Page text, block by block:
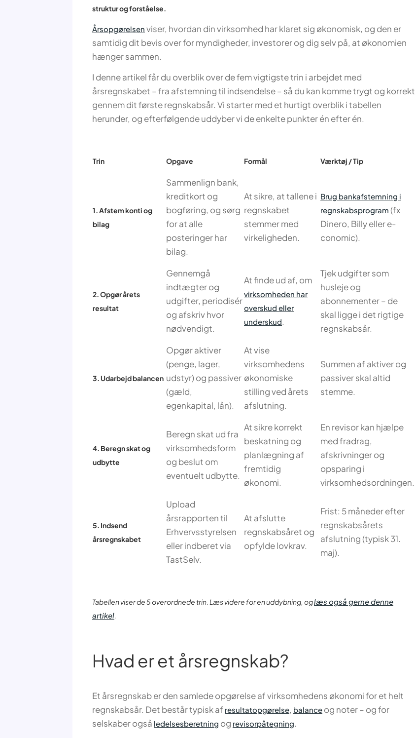
struktur og forståelse.
Årsopgørelsen viser, hvordan din virksomhed har klaret sig økonomisk, og den er
samtidig dit bevis over for myndigheder, investorer og dig selv på, at økonomien
hænger sammen.
I denne artikel får du overblik over de fem vigtigste trin i arbejdet med
årsregnskabet – fra afstemning til indsendelse – så du kan komme trygt og korrekt
gennem dit første regnskabsår. Vi starter med et hurtigt overblik i tabellen
herunder, og efterfølgende uddyber vi de enkelte punkter én efter én.
Trin Opgave Formål Værktøj / Tip
1. Afstem konti og
bilag
Sammenlign bank,
kreditkort og
bogføring, og sørg
for at alle
posteringer har
bilag.
At sikre, at tallene i
regnskabet
stemmer med
virkeligheden.
Brug bankafstemning i
regnskabsprogram (fx
Dinero, Billy eller e-
conomic).
2. Opgør årets
resultat
Gennemgå
indtægter og
udgifter, periodisér
og afskriv hvor
nødvendigt.
At finde ud af, om
virksomheden har
overskud eller
underskud.
Tjek udgifter som
husleje og
abonnementer – de
skal ligge i det rigtige
regnskabsår.
3. Udarbejd balancen
Opgør aktiver
(penge, lager,
udstyr) og passiver
(gæld,
egenkapital, lån).
At vise
virksomhedens
økonomiske
stilling ved årets
afslutning.
Summen af aktiver og
passiver skal altid
stemme.
4. Beregn skat og
udbytte
Beregn skat ud fra
virksomhedsform
og beslut om
eventuelt udbytte.
At sikre korrekt
beskatning og
planlægning af
fremtidig
økonomi.
En revisor kan hjælpe
med fradrag,
afskrivninger og
opsparing i
virksomhedsordningen.
5. Indsend
årsregnskabet
Upload
årsrapporten til
Erhvervsstyrelsen
eller indberet via
TastSelv.
At afslutte
regnskabsåret og
opfylde lovkrav.
Frist: 5 måneder efter
regnskabsårets
afslutning (typisk 31.
maj).
Tabellen viser de 5 overordnede trin. Læs videre for en uddybning, oglæs også gerne denne
artikel.
Hvad er et årsregnskab?
Et årsregnskab er den samlede opgørelse af virksomhedens økonomi for et helt
regnskabsår. Det består typisk af resultatopgørelse, balance og noter – og for
selskaber også ledelsesberetning og revisorpåtegning.